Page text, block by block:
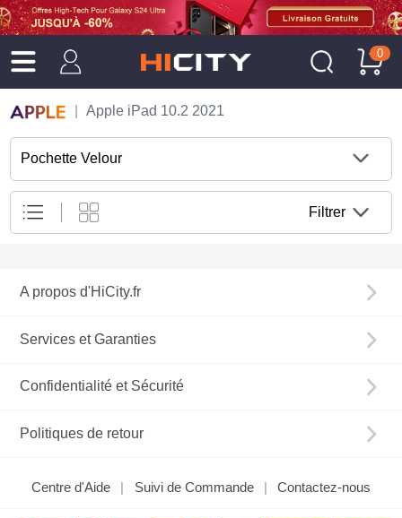
0
Apple iPad 10.2 2021
Pochette Velour
Filtrer
A propos d'HiCity.fr
Services et Garanties
Confidentialité et Sécurité
Politiques de retour
Centre d'Aide Suivi de Commande Contactez-nous